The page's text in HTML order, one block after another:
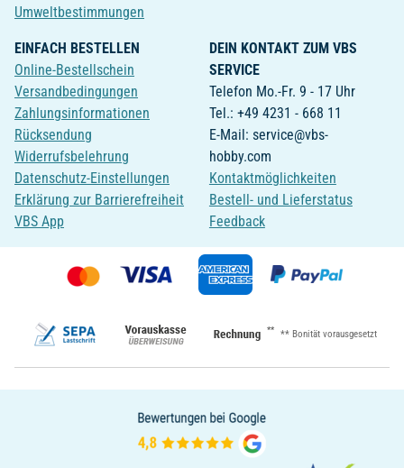
Umweltbestimmungen
EINFACH BESTELLEN
Online-Bestellschein
Versandbedingungen
Zahlungsinformationen
Rücksendung
Widerrufsbelehrung
Datenschutz-Einstellungen
Erklärung zur Barrierefreiheit
VBS App
DEIN KONTAKT ZUM VBS
SERVICE
Telefon Mo.-Fr. 9 - 17 Uhr
Tel.: +49 4231 - 668 11
E-Mail: service@vbs-
hobby.com
Kontaktmöglichkeiten
Bestell- und Lieferstatus
Feedback
** ** Bonität vorausgesetzt